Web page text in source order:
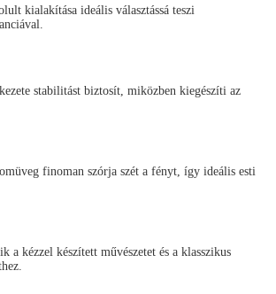
kialakítása ideális választássá teszi
stabilitást biztosít, miközben kiegészíti az
finoman szórja szét a fényt, így ideális esti
a kézzel készített művészetet és a klasszikus